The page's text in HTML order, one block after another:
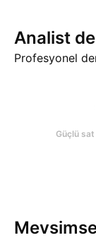
Analist
Profesyonel
Güçlü sat